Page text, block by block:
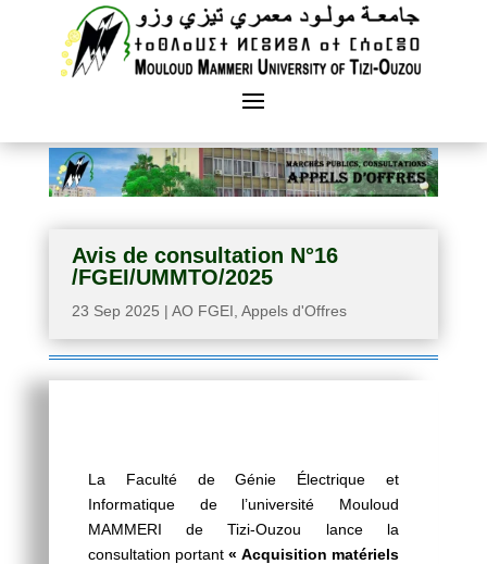
Avis de consultation N°16
/FGEI/UMMTO/2025
23 Sep 2025 | AO FGEI Appels d'Offres
La Faculté de Génie Électrique et
Informatique de l’université Mouloud
MAMMERI de Tizi-Ouzou lance la
consultation portant « Acquisition matériels